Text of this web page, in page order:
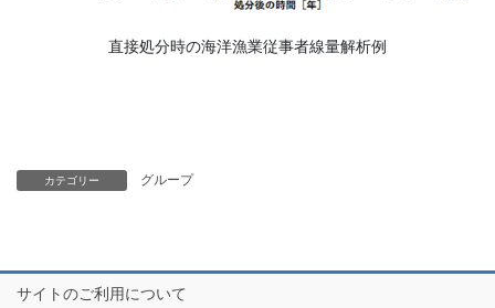
直接処分時の海洋漁業従事者線量解析例
カテゴリー グループ
サイトのご利用について